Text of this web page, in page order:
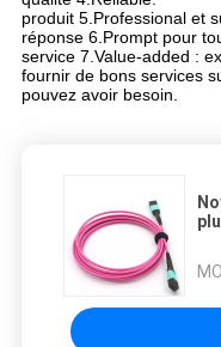
produit 5.Professional et
réponse 6.Prompt pour
service 7.Value-added :
fournir de bons services
pouvez avoir besoin.